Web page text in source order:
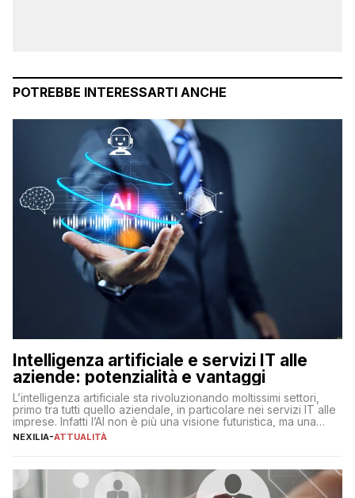
POTREBBE INTERESSARTI ANCHE
Intelligenza artificiale e servizi IT alle
aziende: potenzialità e vantaggi
L’intelligenza artificiale sta rivoluzionando moltissimi settori,
primo tra tutti quello aziendale, in particolare nei servizi IT alle
imprese. Infatti l’AI non è più una visione futuristica, ma una
realtà operativa che sta portando a un cambio significativo in
operazioni, bensì comporta […]
NEXILIA-ATTUALITÀ